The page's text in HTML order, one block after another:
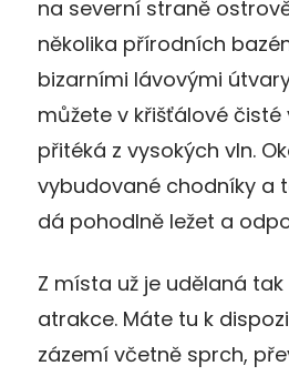
na severní straně
několika přírodních
bizarními lávovými
můžete v křišťálové
přitéká z vysokých vln.
vybudované chodníky a
dá pohodlně ležet a
Z místa už je udělaná
atrakce. Máte tu k
zázemí včetně sprch,